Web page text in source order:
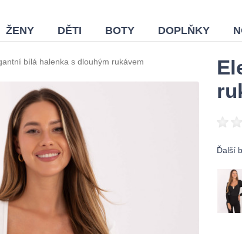
ŽENY DĚTI BOTY DOPLŇKY
bílá halenka s dlouhým rukávem
Ďalší